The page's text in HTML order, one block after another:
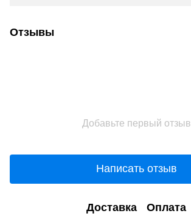
Отзывы
Добавьте первый отзыв
Написать отзыв
Доставка Оплата